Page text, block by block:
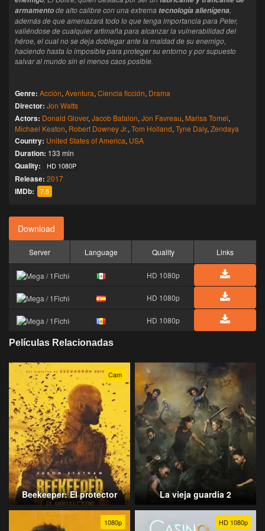
armamentode alto calibre con una extrema tecnología alienígena,
además de que amenazará todo lo que tenga importancia para Peter,
valiéndose de cualquier artimaña para alcanzar la vulnerabilidad del
héroe, el cual no se deja doblegar ante la maldad de su enemigo,
haciendo hasta lo imposible para proteger su entorno y por supuesto
salvar al mundo sin el menos caos posible.
Genre: Acción, Aventura, Ciencia ficción, Drama
Director: Jon Watts
Actors: Donald Glover, Jacob Batalon, Jon Favreau, Marisa Tomei,
Michael Keaton, Robert Downey Jr., Tom Holland, Tyne Daly, Zendaya
Country: United States of America, USA
Duration: 133 min
Quality: HD 1080P
Release: 2017
IMDb: 7.5
Download
Server Language Quality Links
HD 1080p
HD 1080p
HD 1080p
Películas Relacionadas
Cam
Beekeeper: El protector La vieja guardia 2
1080p HD 1080p